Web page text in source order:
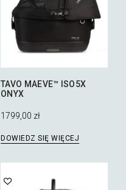
TAVO MAEVE™ ISO5X
ONYX
1799,00 zł
DOWIEDZ SIĘ WIĘCEJ